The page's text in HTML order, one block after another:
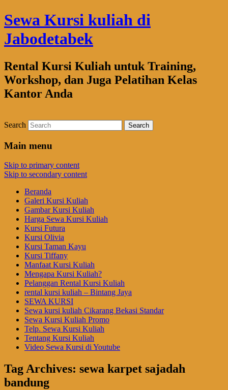
Sewa Kursi kuliah di
Jabodetabek
Rental Kursi Kuliah untuk Training,
Workshop, dan Juga Pelatihan Kelas
Kantor Anda
Search
Main menu
Skip to primary content
Skip to secondary content
Beranda
Galeri Kursi Kuliah
Gambar Kursi Kuliah
Harga Sewa Kursi Kuliah
Kursi Futura
Kursi Olivia
Kursi Taman Kayu
Kursi Tiffany
Manfaat Kursi Kuliah
Mengapa Kursi Kuliah?
Pelanggan Rental Kursi Kuliah
rental kursi kuliah – Bintang Jaya
SEWA KURSI
Sewa kursi kuliah Cikarang Bekasi Standar
Sewa Kursi Kuliah Promo
Telp. Sewa Kursi Kuliah
Tentang Kursi Kuliah
Video Sewa Kursi di Youtube
Tag Archives: sewa karpet sajadah
bandung